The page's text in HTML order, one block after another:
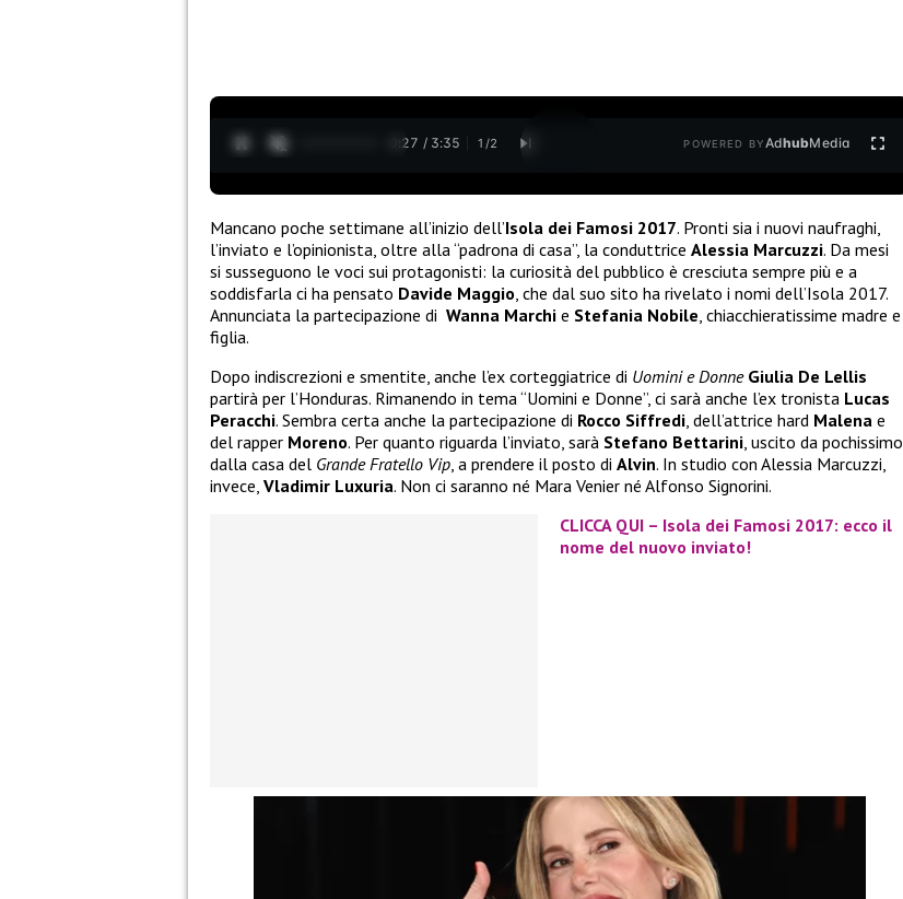
0:28 / 3:35 1 /2 POWERED BYAdhubMedia
Mancano poche settimane all’inizio dell’Isola dei Famosi 2017. Pronti sia i nuovi naufraghi,
l’inviato e l’opinionista, oltre alla “padrona di casa”, la conduttrice Alessia Marcuzzi. Da mesi
si susseguono le voci sui protagonisti: la curiosità del pubblico è cresciuta sempre più e a
soddisfarla ci ha pensato Davide Maggio , che dal suo sito ha rivelato i nomi dell’Isola 2017.
Annunciata la partecipazione di Wanna Marchi e Stefania Nobile , chiacchieratissime madre e
figlia.
Dopo indiscrezioni e smentite, anche l’ex corteggiatrice di Uomini e Donne Giulia De Lellis
partirà per l’Honduras. Rimanendo in tema “Uomini e Donne”, ci sarà anche l’ex tronista Lucas
Peracchi. Sembra certa anche la partecipazione di Rocco Siffredi , dell’attrice hard Malena e
del rapper Moreno. Per quanto riguarda l’inviato, sarà Stefano Bettarini , uscito da pochissimo
dalla casa del Grande Fratello Vip , a prendere il posto di Alvin. In studio con Alessia Marcuzzi,
invece, Vladimir Luxuria. Non ci saranno né Mara Venier né Alfonso Signorini.
CLICCA QUI – Isola dei Famosi 2017: ecco il
nome del nuovo inviato!